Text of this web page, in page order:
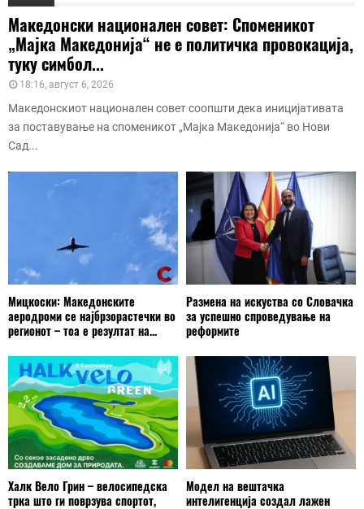
Македонски национален совет: Споменикот
„Мајка Македонија“ не е политичка провокација,
туку симбол...
18:16, август 6, 2026
Македонскиот национален совет соопшти дека иницијативата
за поставување на споменикот „Мајка Македонија“ во Нови
Сад...
Мицкоски: Македонските
аеродроми се најбрзорастечки во
регионот – тоа е резултат на...
Размена на искуства со Словачка
за успешно спроведување на
реформите
Халк Вело Грин – велосипедска
трка што ги поврзува спортот,
Модел на вештачка
интелигенција создал лажен